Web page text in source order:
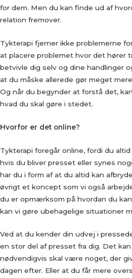
for dem. Men du kan finde ud af
relation fremover.
Tykterapi fjerner ikke problemerne
at placere problemet hvor det hører
betvivle dig selv og dine handlinger
at du måske allerede gør meget
Og når du begynder at forstå det,
hvad du skal gøre i stedet.
Hvorfor er det online?
Tykterapi foregår online, fordi du
hvis du bliver presset eller synes
har du i form af at du altid kan
øvrigt et koncept som vi også
du er opmærksom på hvordan du
kan vi gøre ubehagelige situationer
Ved at du kender din udvej i
en stor del af presset fra dig. Det
nødvendigvis skal være noget, der
dagen efter. Eller at du får mere